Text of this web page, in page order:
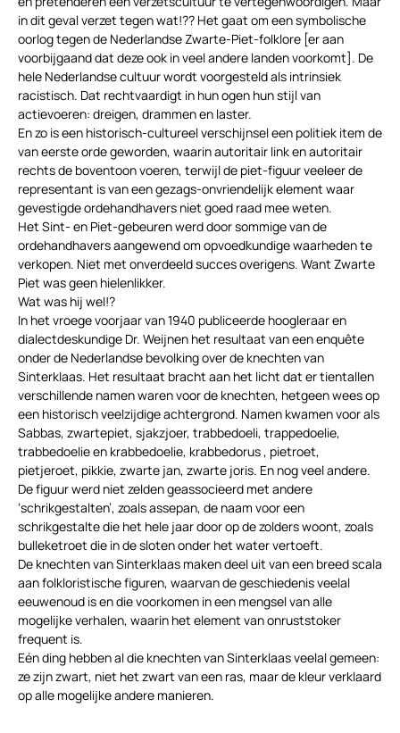
in dit geval verzet tegen wat!?? Het gaat om een symbolische
oorlog tegen de Nederlandse Zwarte-Piet-folklore [er aan
voorbijgaand dat deze ook in veel andere landen voorkomt]. De
hele Nederlandse cultuur wordt voorgesteld als intrinsiek
racistisch. Dat rechtvaardigt in hun ogen hun stijl van
actievoeren: dreigen, drammen en laster.
En zo is een historisch-cultureel verschijnsel een politiek item de
van eerste orde geworden, waarin autoritair link en autoritair
rechts de boventoon voeren, terwijl de piet-figuur veeleer de
representant is van een gezags-onvriendelijk element waar
gevestigde ordehandhavers niet goed raad mee weten.
Het Sint- en Piet-gebeuren werd door sommige van de
ordehandhavers aangewend om opvoedkundige waarheden te
verkopen. Niet met onverdeeld succes overigens. Want Zwarte
Piet was geen hielenlikker.
Wat was hij wel!?
In het vroege voorjaar van 1940 publiceerde hoogleraar en
dialectdeskundige Dr. Weijnen het resultaat van een enquête
onder de Nederlandse bevolking over de knechten van
Sinterklaas. Het resultaat bracht aan het licht dat er tientallen
verschillende namen waren voor de knechten, hetgeen wees op
een historisch veelzijdige achtergrond. Namen kwamen voor als
Sabbas, zwartepiet, sjakzjoer, trabbedoeli, trappedoelie,
trabbedoelie en krabbedoelie, krabbedorus , pietroet,
pietjeroet, pikkie, zwarte jan, zwarte joris. En nog veel andere.
De figuur werd niet zelden geassocieerd met andere
‘schrikgestalten’, zoals assepan, de naam voor een
schrikgestalte die het hele jaar door op de zolders woont, zoals
bulleketroet die in de sloten onder het water vertoeft.
De knechten van Sinterklaas maken deel uit van een breed scala
aan folkloristische figuren, waarvan de geschiedenis veelal
eeuwenoud is en die voorkomen in een mengsel van alle
mogelijke verhalen, waarin het element van onruststoker
frequent is.
Eén ding hebben al die knechten van Sinterklaas veelal gemeen:
ze zijn zwart, niet het zwart van een ras, maar de kleur verklaard
op alle mogelijke andere manieren.